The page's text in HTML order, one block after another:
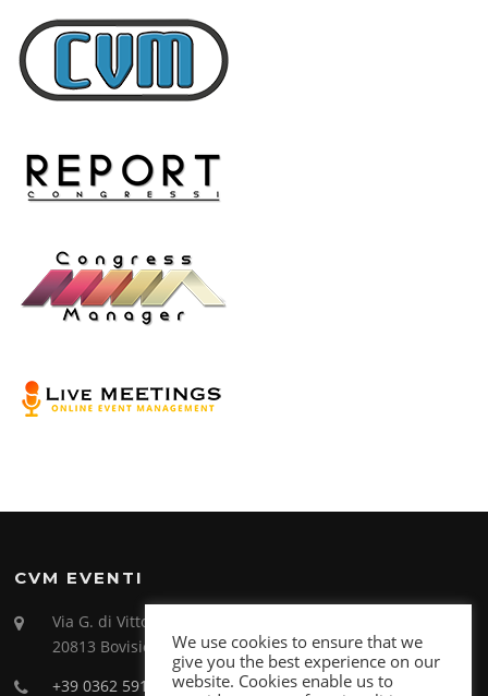
CVM EVENTI
Via G. di Vittorio 26
20813 Bovisio Masciago (MB)
+39 0362 591998
We use cookies to ensure that we
give you the best experience on our
website. Cookies enable us to